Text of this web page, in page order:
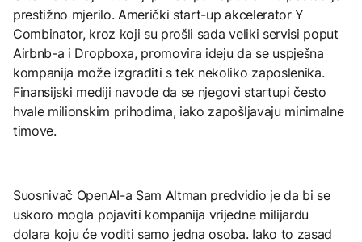
prestižno mjerilo. Američki start-up akcelerator Y
Combinator, kroz koji su prošli sada veliki servisi poput
Airbnb-a i Dropboxa, promovira ideju da se uspješna
kompanija može izgraditi s tek nekoliko zaposlenika.
Finansijski mediji navode da se njegovi startupi često
hvale milionskim prihodima, iako zapošljavaju minimalne
timove.
Suosnivač OpenAI-a Sam Altman predvidio je da bi se
uskoro mogla pojaviti kompanija vrijedne milijardu
dolara koju će voditi samo jedna osoba. Iako to zasad